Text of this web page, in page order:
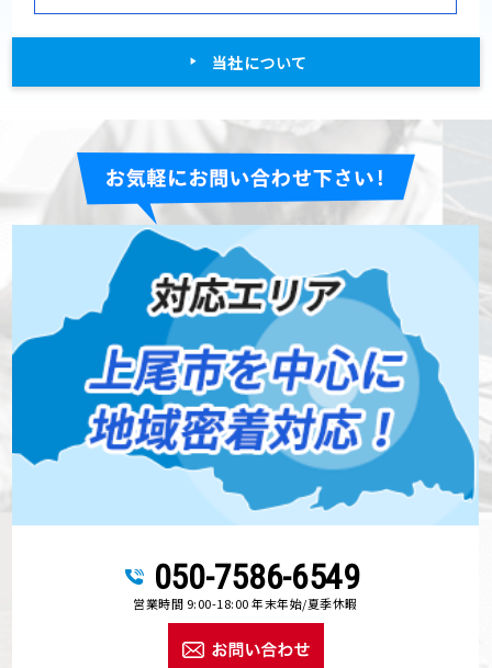
当社について
050-7586-6549
営業時間 9:00-18:00 年末年始/夏季休暇